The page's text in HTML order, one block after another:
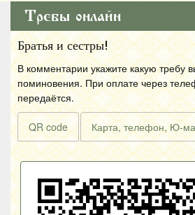
Требы онлайн
Братья и сестры!
В комментарии укажите какую требу
поминовения. При оплате через
передаётся.
QR code Карта, телефон, Ю-